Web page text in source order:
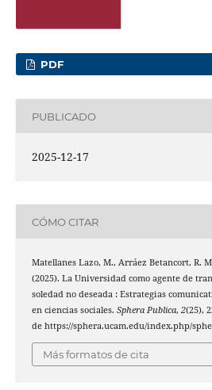
PDF
PUBLICADO
2025-12-17
CÓMO CITAR
Matellanes Lazo, M., Arráez Betancort, R.
(2025). La Universidad como agente de
soledad no deseada : Estrategias
en ciencias sociales. Sphera Publica, 2(25),
de https://sphera.ucam.edu/index.php/
Más formatos de cita